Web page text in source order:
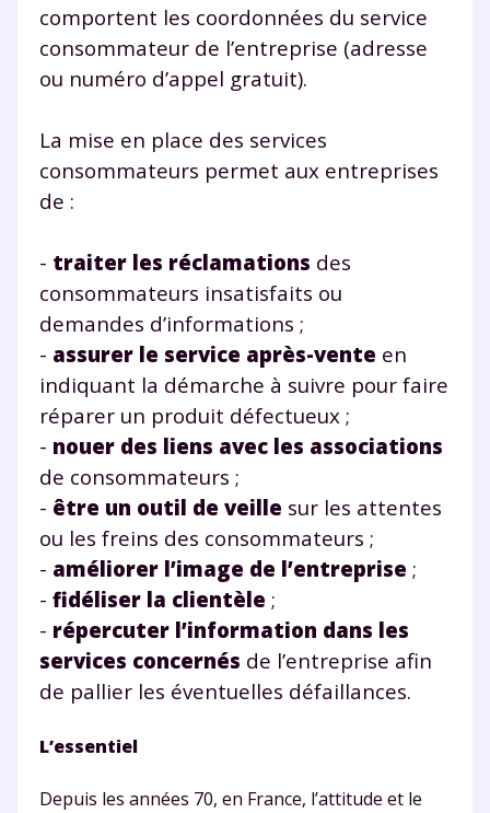
comportent les coordonnées du service
consommateur de l’entreprise (adresse
ou numéro d’appel gratuit).
La mise en place des services
consommateurs permet aux entreprises
de :
- traiter les réclamations des
consommateurs insatisfaits ou
demandes d’informations ;
- assurer le service après-vente en
indiquant la démarche à suivre pour faire
réparer un produit défectueux ;
- nouer des liens avec les associations
de consommateurs ;
- être un outil de veille sur les attentes
ou les freins des consommateurs ;
- améliorer l’image de l’entreprise ;
- fidéliser la clientèle ;
- répercuter l’information dans les
services concernés de l’entreprise afin
de pallier les éventuelles défaillances.
L’essentiel
Depuis les années 70, en France, l’attitude et le
TESTER GRATUITEMENT
renseignant votre e-mail, vous consentez à ce que vos
données à caractère personnel soient traitées par SEJER, sous
la marque myMaxicours, afin que SEJER puisse vous donner
accès au service de soutien scolaire pendant 24h. Pour en
savoir plus sur la gestion de vos données personnelles et
charte
J’accepte de recevoir les actualités et des
communications de la part de
myMaxicours.
Votre adresse e-mail sera exclusivement utilisée pour
vous envoyer notre newsletter. Vous pourrez vous
désinscrire à tout moment, à travers le lien de
désinscription présent dans chaque newsletter. Pour
en savoir plus sur la gestion de vos données
personnelles et pour exercer vos droits, vous pouvez
consulternotre charte.